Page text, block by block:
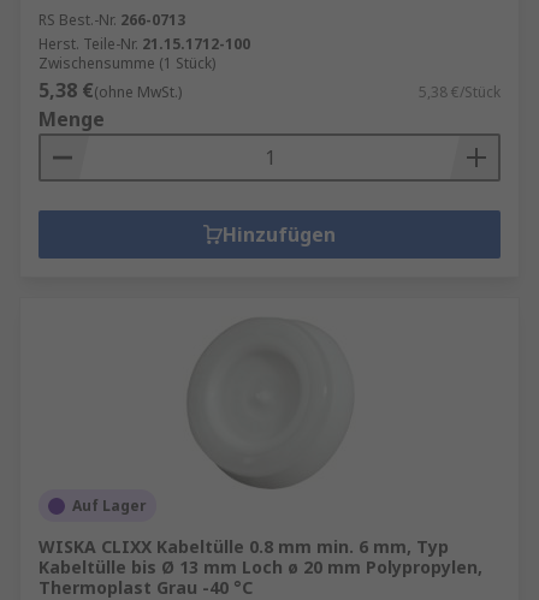
RS Best.-Nr. 266-0713
Herst. Teile-Nr. 21.15.1712-100
Zwischensumme (1 Stück)
5,38 €(ohne MwSt.) 5,38 €/Stück
Menge
Hinzufügen
Auf Lager
WISKA CLIXX Kabeltülle 0.8 mm min. 6 mm, Typ
Kabeltülle bis Ø 13 mm Loch ø 20 mm Polypropylen,
Thermoplast Grau -40 °C